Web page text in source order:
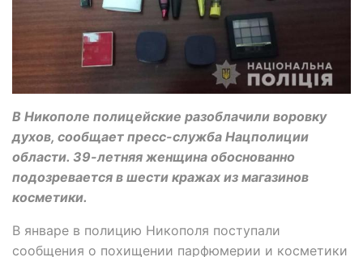
В Никополе полицейские разоблачили воровку
духов, сообщает пресс-служба Нацполиции
области. 39-летняя женщина обоснованно
подозревается в шести кражах из магазинов
косметики.
В январе в полицию Никополя поступали
сообщения о похищении парфюмерии и косметики